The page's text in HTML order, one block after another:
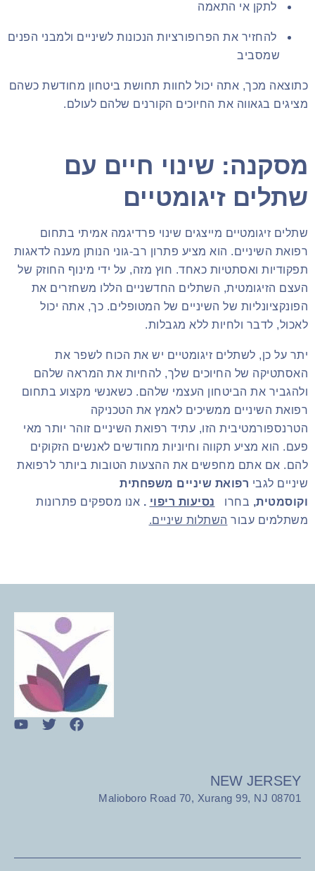
לתקן אי התאמה
להחזיר את הפרופורציות הנכונות לשיניים ולמבני הפנים
שמסביב
כתוצאה מכך, אתה יכול לחוות תחושת ביטחון מחודשת כשהם
מציגים בגאווה את החיוכים הקורנים שלהם לעולם.
מסקנה: שינוי חיים עם
שתלים זיגומטיים
שתלים זיגומטיים מייצגים שינוי פרדיגמה אמיתי בתחום
רפואת השיניים. הוא מציע פתרון רב-גוני הנותן מענה לדאגות
תפקודיות ואסתטיות כאחד. חוץ מזה, על ידי מינוף החוזק של
העצם הזיגומטית, השתלים החדשניים הללו משחזרים את
הפונקציונליות של השיניים של המטופלים. כך, אתה יכול
לאכול, לדבר ולחיות ללא מגבלות.
יתר על כן, לשתלים זיגומטיים יש את הכוח לשפר את
האסתטיקה של החיוכים שלך, להחיות את המראה שלהם
ולהגביר את הביטחון העצמי שלהם. כשאנשי מקצוע בתחום
רפואת השיניים ממשיכים לאמץ את הטכניקה
הטרנספורמטיבית הזו, עתיד רפואת השיניים זוהר יותר מאי
פעם. הוא מציע תקווה וחיוניות מחודשים לאנשים הזקוקים
להם. אם אתם מחפשים את ההצעות הטובות ביותר לרפואת
שיניים לגבי רפואת שיניים משפחתית
וקוסמטית, בחרו נסיעות ריפוי . אנו מספקים פתרונות
משתלמים עבור השתלות שיניים.
NEW JERSEY
Malioboro Road 70, Xurang 99, NJ 08701